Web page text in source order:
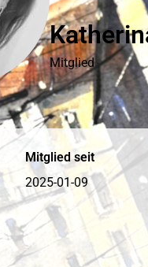
Mitglied
Mitglied seit
2025-01-09